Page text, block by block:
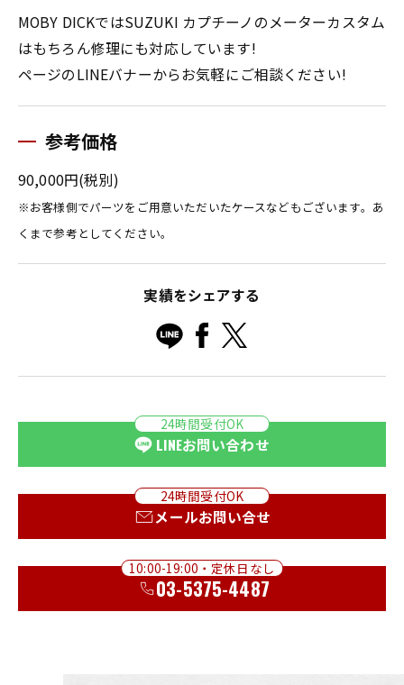
MOBY DICKではSUZUKI カプチーノのメーターカスタム
はもちろん修理にも対応しています!
ページのLINEバナーからお気軽にご相談ください!
参考価格
90,000円(税別)
※お客様側でパーツをご用意いただいたケースなどもございます。あ
くまで参考としてください。
実績をシェアする
24時間受付OK
LINEお問い合わせ
24時間受付OK
メールお問い合せ
10:00-19:00・定休日なし
03-5375-4487